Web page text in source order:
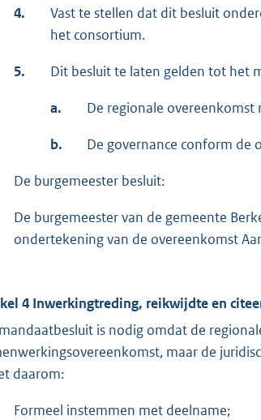
4.
Vast te stellen dat dit besluit
het consortium.
5. Dit besluit te laten gelden tot het
a. De regionale overeenkomst
b. De governance conform de
De burgemeester besluit:
De burgemeester van de gemeente
ondertekening van de overeenkomst
4 Inwerkingtreding, reikwijdte en
is nodig omdat de
maar de
daarom:
Formeel instemmen met deelname;